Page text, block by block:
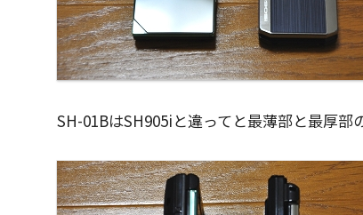
SH-01BはSH905iと違ってと最薄部と最厚部